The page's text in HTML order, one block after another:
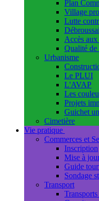
Plan
Village
Lutte
Accès aux
Qualité de
Urbanisme
Le PLUI
L'AVAP
Les
Projets
Guichet
Cimetière
Vie pratique
Commerces et
Inscription
Mise à
Guide
Sondage
Transport